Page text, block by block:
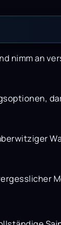
nimm an